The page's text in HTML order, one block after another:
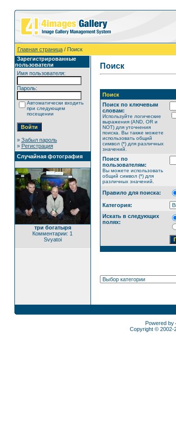
Главная страница/ Поиск
Зарегистрированные
пользователи
Имя пользователя:
Пароль:
Автоматически входить
при следующем
посещении
» Забыл пароль
» Регистрация
Случайная фотография
три богатыря
Комментарии: 1
Svyatoi
Поиск
Поиск
Поиск по ключевым
словам:
Используйте логические
выражения (AND, OR и
NOT) для уточнения
поиска. Вы также можете
использовать общий
символ (*) для различных
значений.
Поиск по
пользователям:
Вы можете использовать
общий символ (*) для
различных значений.
Правило для поиска:
Категория:
Искать в следующих
полях:
Powered by
Copyright © 2002-